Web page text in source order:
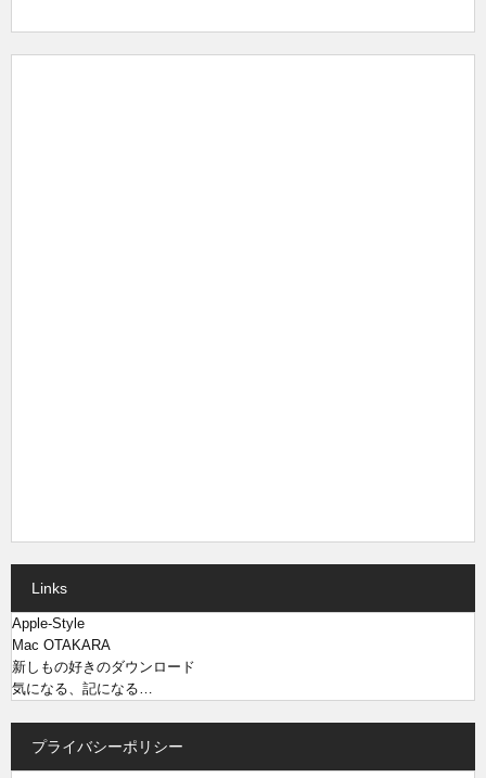
Links
Apple-Style
Mac OTAKARA
新しもの好きのダウンロード
気になる、記になる…
プライバシーポリシー